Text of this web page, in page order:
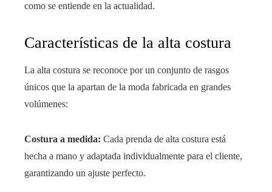
como se entiende en la actualidad.
Características de la alta costura
La alta costura se reconoce por un conjunto de rasgos
únicos que la apartan de la moda fabricada en grandes
volúmenes:
Costura a medida: Cada prenda de alta costura está
hecha a mano y adaptada individualmente para el cliente,
garantizando un ajuste perfecto.